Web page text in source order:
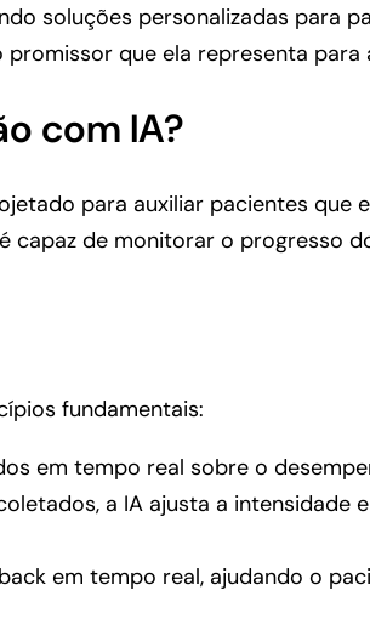
soluções personalizadas para
que ela representa
com IA?
para auxiliar pacientes que
capaz de monitorar o progresso
fundamentais:
em tempo real sobre o
a IA ajusta a
em tempo real, ajudando o